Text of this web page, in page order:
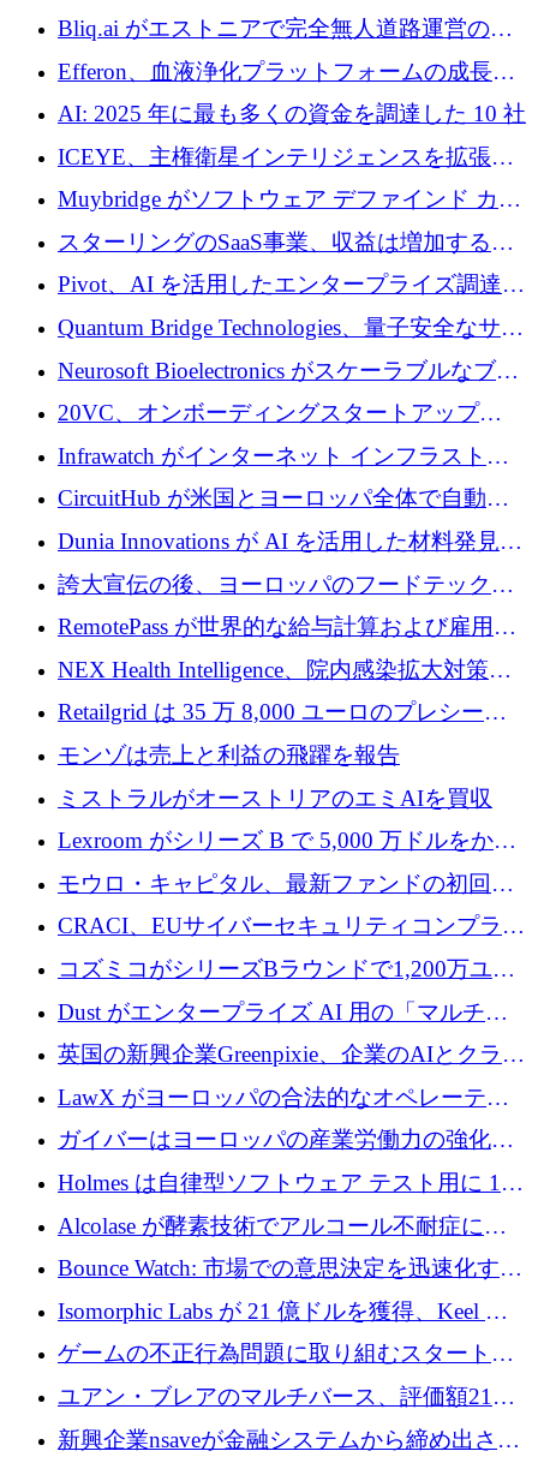
らの投資でシリーズ B を拡大
Bliq.ai がエストニアで完全無人道路運営の承
認を獲得
Efferon、血液浄化プラットフォームの成長に
250万ユーロを確保
AI: 2025 年に最も多くの資金を調達した 10 社
ICEYE、主権衛星インテリジェンスを拡張す
るために 3 億ユーロの信用枠を確保
Muybridge がソフトウェア デファインド カメ
ラ テクノロジーを拡張するためにシリーズ A
で 1,600 万ドルを調達
スターリングのSaaS事業、収益は増加するも
グループ利益は減少
Pivot、AI を活用したエンタープライズ調達プ
ラットフォームを拡大するために 4,000 万ド
ルを調達
Quantum Bridge Technologies、量子安全なサイ
バーセキュリティ インフラストラクチャの拡
張にシリーズ A で 800 万ドルを投入
Neurosoft Bioelectronics がスケーラブルなブレ
イン コンピューター インターフェイスのため
に 750 万ドルを調達
20VC、オンボーディングスタートアップ
Prelude へのシリーズ A 投資で 2,000 万ドルを
Infrawatch がインターネット インフラストラ
クチャ インテリジェンス向けに 300 万ドルの
CircuitHub が米国とヨーロッパ全体で自動電
子機器製造を拡大するために 2,800 万ドルを
Dunia Innovations が AI を活用した材料発見を
産業化するために 2 億 8,000 万ユーロのベル
リン GigaLab を発表
誇大宣伝の後、ヨーロッパのフードテックセ
クターはファンダメンタルズを中心に再構築
RemotePass が世界的な給与計算および雇用プ
ラットフォームを拡大するために 1,740 万ド
NEX Health Intelligence、院内感染拡大対策に
100万ユーロを確保
Retailgrid は 35 万 8,000 ユーロのプレシード
ラウンドで小売業のスプレッドシートをター
ゲットにしています
モンゾは売上と利益の飛躍を報告
ミストラルがオーストリアのエミAIを買収
Lexroom がシリーズ B で 5,000 万ドルをかけ
てヨーロッパ大陸法用の法律 AI を構築
モウロ・キャピタル、最新ファンドの初回ク
ローズで4億ドルを確保
CRACI、EUサイバーセキュリティコンプライ
アンスプラットフォームのために140万ユーロ
コズミコがシリーズBラウンドで1,200万ユー
ロを調達
Dust がエンタープライズ AI 用の「マルチプ
レイヤー」オペレーティング システムを構築
するシリーズ B で 4,000 万ドルを調達
英国の新興企業Greenpixie、企業のAIとクラウ
ドのエネルギー無駄を削減するために470万ポ
ンドを調達
LawX がヨーロッパの合法的なオペレーティ
ング システムを構築するために 750 万ユーロ
を調達
ガイバーはヨーロッパの産業労働力の強化に
貢献するために 140 万ユーロを獲得
Holmes は自律型ソフトウェア テスト用に 110
万ユーロのプレシードを提供して開始
Alcolase が酵素技術でアルコール不耐症に取
り組むために 150 万ユーロを調達
Bounce Watch: 市場での意思決定を迅速化する
ためのインテリジェンス層を構築する
Isomorphic Labs が 21 億ドルを獲得、Keel の
ネオバンク後の軸、ポーランドのソフトウェ
ア進化
ゲームの不正行為問題に取り組むスタートア
ップを紹介する
ユアン・ブレアのマルチバース、評価額21億
ドルで7,000万ドルを調達
新興企業nsaveが金融システムから締め出され